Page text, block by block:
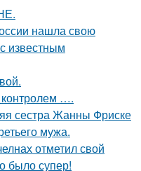
нашла свою
известным
контролем ….
сестра Жанны Фриске
мужа.
отметил свой
было супер!